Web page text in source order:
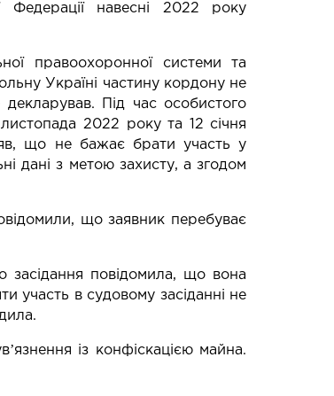
Федерації навесні 2022 року
правоохоронної системи та
Україні частину кордону не
Під час особистого
2022 року та 12 січня
що не бажає брати участь у
дані з метою захисту, а згодом
що заявник перебуває
засідання повідомила, що вона
участь в судовому засіданні не
із конфіскацією майна.